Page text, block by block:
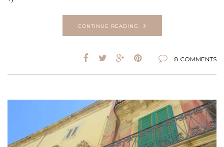
CONTINUE READING
8 COMMENTS